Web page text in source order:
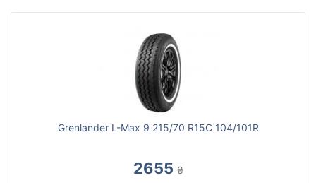
Grenlander L-Max 9 215/70 R15C 104/101R
2655 ₴